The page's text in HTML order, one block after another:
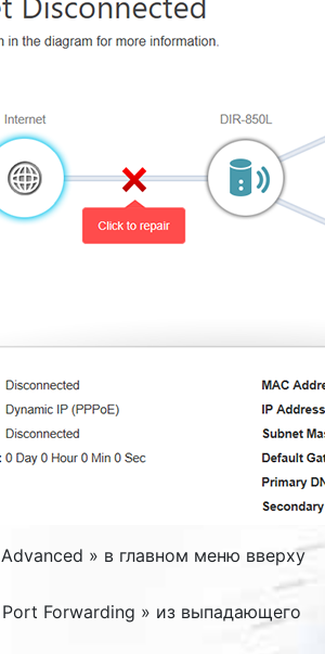
Advanced » в главном меню вверху
Port Forwarding » из выпадающего